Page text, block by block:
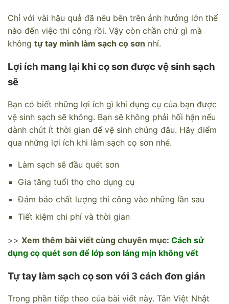
Chỉ với vài hậu quả đã nêu bên trên ảnh hưởng lớn thế
nào đến việc thi công rồi. Vậy còn chần chứ gì mà
không tự tay mình làm sạch cọ sơn nhỉ.
Lợi ích mang lại khi cọ sơn được vệ sinh sạch
sẽ
Bạn có biết những lợi ích gì khi dụng cụ của bạn được
vệ sinh sạch sẽ không. Bạn sẽ không phải hối hận nếu
dành chút ít thời gian để vệ sinh chúng đâu. Hãy điểm
qua những lợi ích khi làm sạch cọ sơn nhé.
Làm sạch sẽ đầu quét sơn
Gia tăng tuổi thọ cho dụng cụ
Đảm bảo chất lượng thi công vào những lần sau
Tiết kiệm chi phí và thời gian
>> Xem thêm bài viết cùng chuyên mục: Cách sử
dụng cọ quét sơn để lớp sơn láng mịn không vết
Tự tay làm sạch cọ sơn với 3 cách đơn giản
Trong phần tiếp theo của bài viết này. Tân Việt Nhật